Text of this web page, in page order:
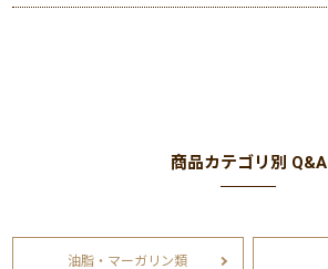
商品カテゴリ別 Q&A
油脂・マーガリン類